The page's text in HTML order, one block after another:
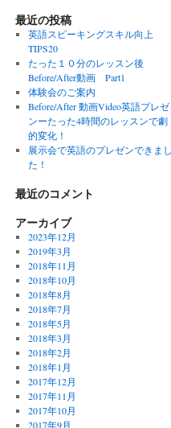
最近の投稿
英語スピーキングスキル向上
TIPS20
たった１０分のレッスン後
Before/After動画 Part1
体験会のご案内
Before/After 動画Video英語プレゼ
ンーたった4時間のレッスンで劇
的変化！
展示会で英語のプレゼンできまし
た！
最近のコメント
アーカイブ
2023年12月
2019年3月
2018年11月
2018年10月
2018年8月
2018年7月
2018年5月
2018年3月
2018年2月
2018年1月
2017年12月
2017年11月
2017年10月
2017年9月